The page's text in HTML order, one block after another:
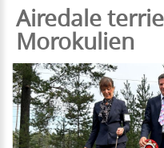
Airedale
Morokulien